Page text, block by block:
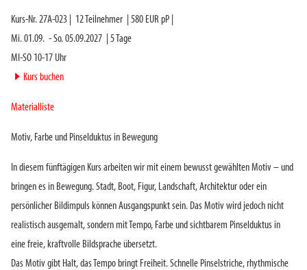
Kurs-Nr.27A-023 12 Teilnehmer 580 EUR pP |
Mi. 01.09. -So. 05.09.2027 5 Tage
MI-SO 10-17 Uhr
► Kurs buchen
Materialliste
Motiv, Farbe und Pinselduktus in Bewegung
In diesem fünftägigen Kurs arbeiten wir mit einem bewusst gewählten Motiv – und
bringen es in Bewegung. Stadt, Boot, Figur, Landschaft, Architektur oder ein
persönlicher Bildimpuls können Ausgangspunkt sein. Das Motiv wird jedoch nicht
realistisch ausgemalt, sondern mit Tempo, Farbe und sichtbarem Pinselduktus in
eine freie, kraftvolle Bildsprache übersetzt.
Das Motiv gibt Halt, das Tempo bringt Freiheit. Schnelle Pinselstriche, rhythmische